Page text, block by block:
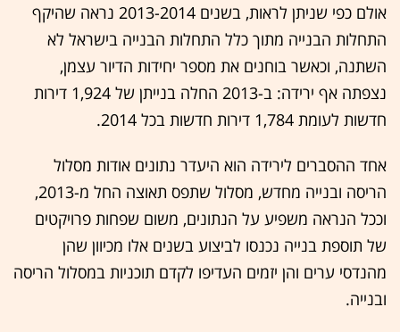
אולם כפי שניתן לראות, בשנים 2013-2014 נראה שהיקף
התחלות הבנייה מתוך כלל התחלות הבנייה בישראל לא
השתנה, וכאשר בוחנים את מספר יחידות הדיור עצמן,
נצפתה אף ירידה: ב-2013 החלה בנייתן של 1,924 דירות
חדשות לעומת 1,784 דירות חדשות בכל 2014.
אחד ההסברים לירידה הוא היעדר נתונים אודות מסלול
הריסה ובנייה מחדש, מסלול שתפס תאוצה החל מ-2013,
וככל הנראה משפיע על הנתונים, משום שפחות פרויקטים
של תוספת בנייה נכנסו לביצוע בשנים אלו מכיוון שהן
מהנדסי ערים והן יזמים העדיפו לקדם תוכניות במסלול הריסה
ובנייה.